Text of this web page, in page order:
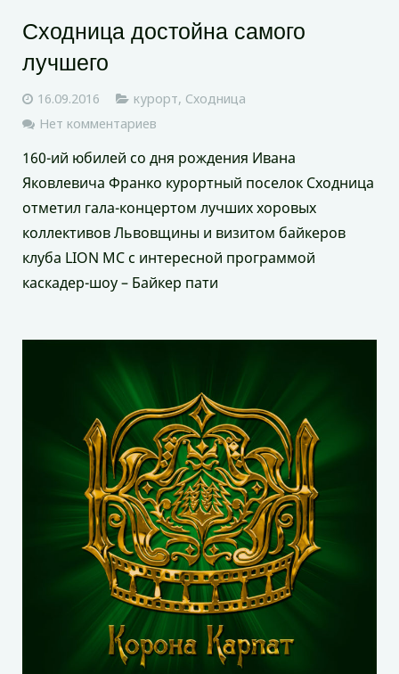
Сходница достойна самого
лучшего
16.09.2016 курорт, Сходница
Нет комментариев
160-ий юбилей со дня рождения Ивана
Яковлевича Франко курортный поселок Сходница
отметил гала-концертом лучших хоровых
коллективов Львовщины и визитом байкеров
клуба LION MC с интересной программой
каскадер-шоу – Байкер пати